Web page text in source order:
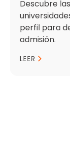
Descubre
perfil para
admisión.
LEER